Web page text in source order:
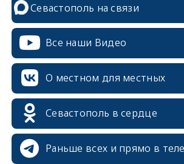
Севастополь на связи
Все наши Видео
О местном для местных
Севастополь в сердце
Раньше всех и прямо в